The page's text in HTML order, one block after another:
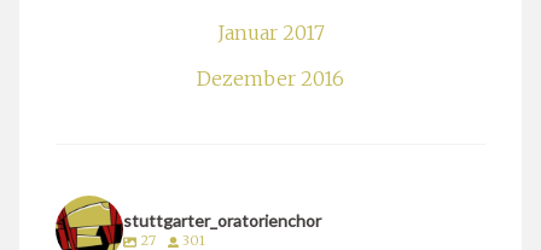
Januar 2017
Dezember 2016
stuttgarter_oratorienchor
27 301